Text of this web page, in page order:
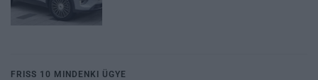
FRISS 10 MINDENKI ÜGYE